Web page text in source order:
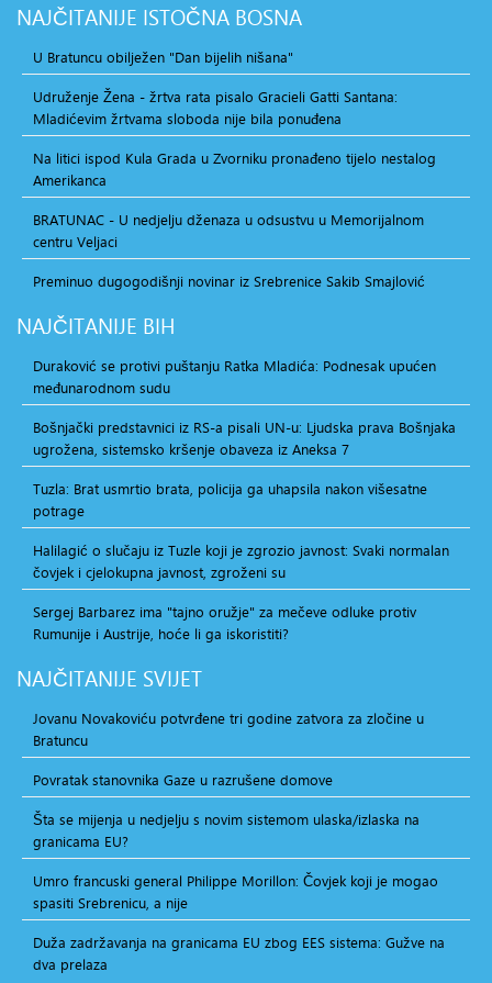
NAJČITANIJE ISTOČNA BOSNA
U Bratuncu obilježen "Dan bijelih nišana"
Udruženje Žena - žrtva rata pisalo Gracieli Gatti Santana:
Mladićevim žrtvama sloboda nije bila ponuđena
Na litici ispod Kula Grada u Zvorniku pronađeno tijelo nestalog
Amerikanca
BRATUNAC - U nedjelju dženaza u odsustvu u Memorijalnom
centru Veljaci
Preminuo dugogodišnji novinar iz Srebrenice Sakib Smajlović
NAJČITANIJE BIH
Duraković se protivi puštanju Ratka Mladića: Podnesak upućen
međunarodnom sudu
Bošnjački predstavnici iz RS-a pisali UN-u: Ljudska prava Bošnjaka
ugrožena, sistemsko kršenje obaveza iz Aneksa 7
Tuzla: Brat usmrtio brata, policija ga uhapsila nakon višesatne
potrage
Halilagić o slučaju iz Tuzle koji je zgrozio javnost: Svaki normalan
čovjek i cjelokupna javnost, zgroženi su
Sergej Barbarez ima "tajno oružje" za mečeve odluke protiv
Rumunije i Austrije, hoće li ga iskoristiti?
NAJČITANIJE SVIJET
Jovanu Novakoviću potvrđene tri godine zatvora za zločine u
Bratuncu
Povratak stanovnika Gaze u razrušene domove
Šta se mijenja u nedjelju s novim sistemom ulaska/izlaska na
granicama EU?
Umro francuski general Philippe Morillon: Čovjek koji je mogao
spasiti Srebrenicu, a nije
Duža zadržavanja na granicama EU zbog EES sistema: Gužve na
dva prelaza